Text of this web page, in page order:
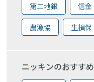
第二地銀 信金
農漁協 生損保
ニッキンのおすすめ